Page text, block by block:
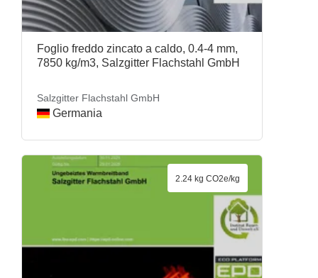
Foglio freddo zincato a caldo, 0.4-4 mm,
7850 kg/m3, Salzgitter Flachstahl GmbH
Salzgitter Flachstahl GmbH
Germania
2.24 kg CO2e/kg